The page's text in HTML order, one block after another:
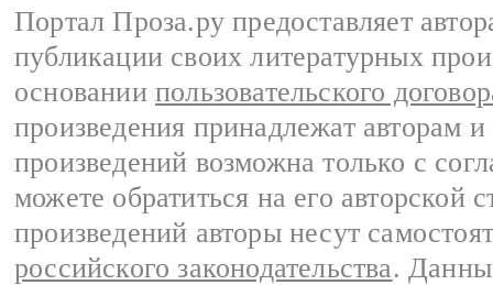
Портал Проза.ру предоставляет
публикации своих литературных
основании пользовательского
произведения принадлежат авторам
произведений возможна только с
можете обратиться на его авторской
произведений авторы несут
российского законодательства.